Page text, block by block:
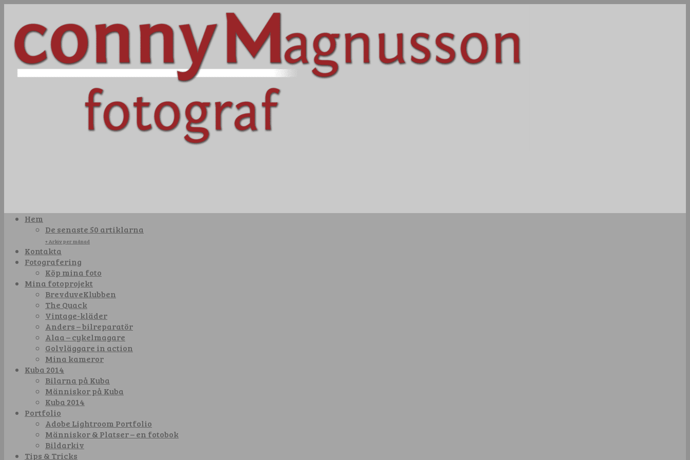
Hem
De senaste 50 artiklarna
+ Arkiv per månad
Kontakta
Fotografering
Köp mina foto
Mina fotoprojekt
BrevduveKlubben
The Quack
Vintage-kläder
Anders – bilreparatör
Alaa – cykelmagare
Golvläggare in action
Mina kameror
Kuba 2014
Bilarna på Kuba
Människor på Kuba
Kuba 2014
Portfolio
Adobe Lightroom Portfolio
Människor & Platser – en fotobok
Bildarkiv
Tips & Tricks